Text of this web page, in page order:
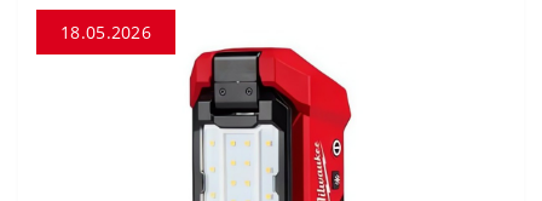
18.05.2026